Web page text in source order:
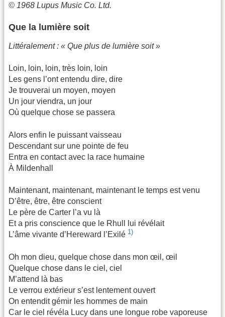
© 1968 Lupus Music Co. Ltd.
Que la lumière soit
Littéralement : « Que plus de lumière soit »
Loin, loin, loin, très loin, loin
Les gens l’ont entendu dire, dire
Je trouverai un moyen, moyen
Un jour viendra, un jour
Où quelque chose se passera
Alors enfin le puissant vaisseau
Descendant sur une pointe de feu
Entra en contact avec la race humaine
À Mildenhall
Maintenant, maintenant, maintenant le temps est venu
D’être, être, être conscient
Le père de Carter l’a vu là
Et a pris conscience que le Rhull lui révélait
L’âme vivante d’Hereward l’Exilé 1)
Oh mon dieu, quelque chose dans mon œil, œil
Quelque chose dans le ciel, ciel
M’attend là bas
Le verrou extérieur s’est lentement ouvert
On entendit gémir les hommes de main
Car le ciel révéla Lucy dans une longue robe vaporeuse